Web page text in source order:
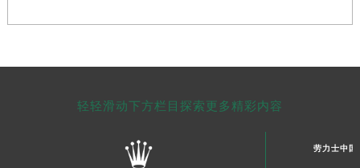
轻轻滑动下方栏目探索更多精彩内容
劳力士中国